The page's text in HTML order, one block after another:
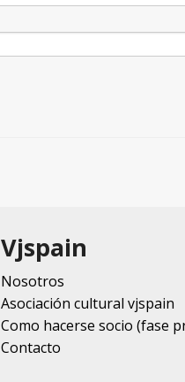
Vjspain
Nosotros
Asociación cultural vjspain
Como hacerse socio (fase
Contacto